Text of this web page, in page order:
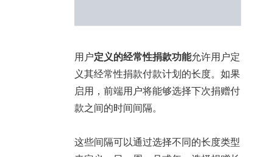
用户定义的经常性捐款功能允许用户定
义其经常性捐款付款计划的长度。如果
启用，前端用户将能够选择下次捐赠付
款之间的时间间隔。
这些间隔可以通过选择不同的长度类型